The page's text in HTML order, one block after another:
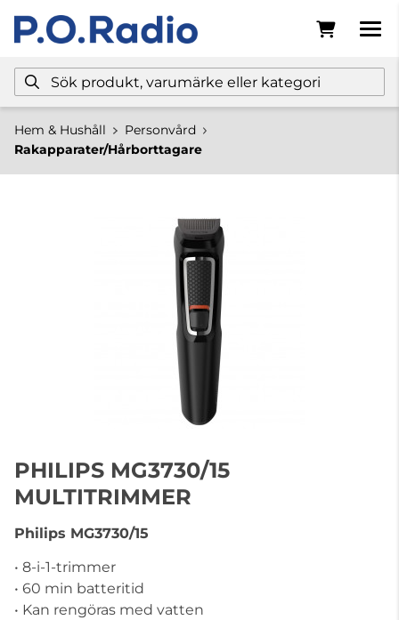
Hem & Hushåll
Personvård
Rakapparater/Hårborttagare
PHILIPS MG3730/15
MULTITRIMMER
Philips MG3730/15
• 8-i-1-trimmer
• 60 min batteritid
• Kan rengöras med vatten